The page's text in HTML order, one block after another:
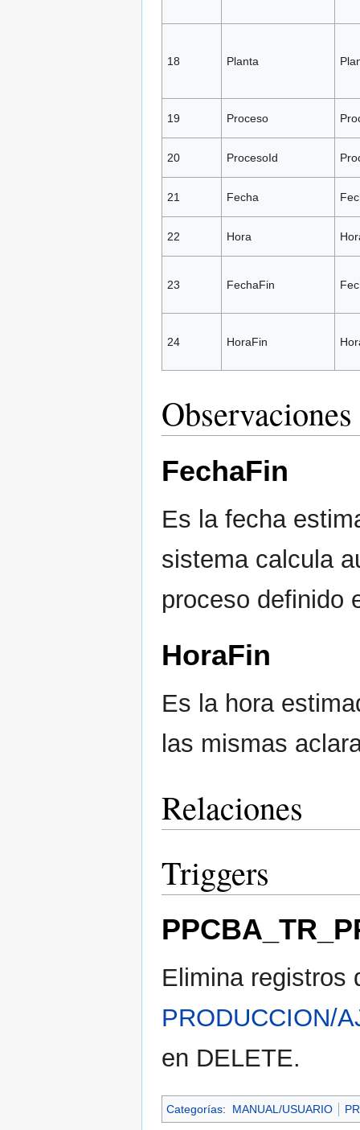
18 Planta
19 Proceso
20 ProcesoId
21 Fecha
22 Hora
23 FechaFin
24 HoraFin
FechaFin
Es la fecha
sistema calcula
proceso definido
HoraFin
Es la hora
las mismas
Relaciones
Triggers
Elimina registros
PRODUCCION/
en DELETE.
Categorías: MANUAL/USUARIO